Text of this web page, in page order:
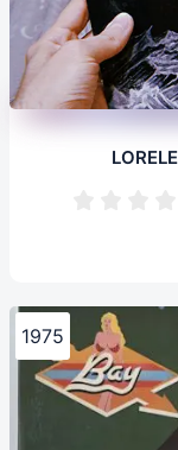
1975